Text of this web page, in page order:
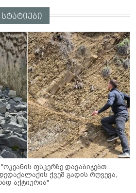
ფსკერზე დავაბიჯებთ...
ქვეშ გადის რღვევა,
აქტიურია"